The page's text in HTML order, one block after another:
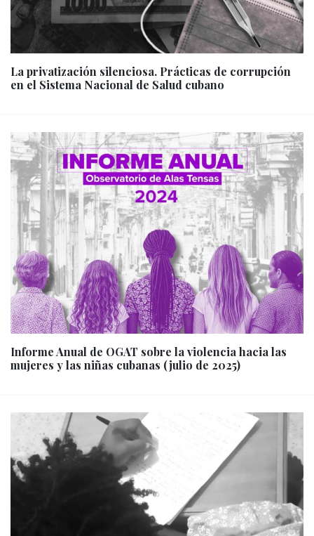
La privatización silenciosa. Prácticas de corrupción
en el Sistema Nacional de Salud cubano
Informe Anual de OGAT sobre la violencia hacia las
mujeres y las niñas cubanas (julio de 2025)